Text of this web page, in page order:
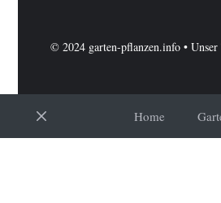
© 2024 garten-pflanzen.info •
Schließen
Home